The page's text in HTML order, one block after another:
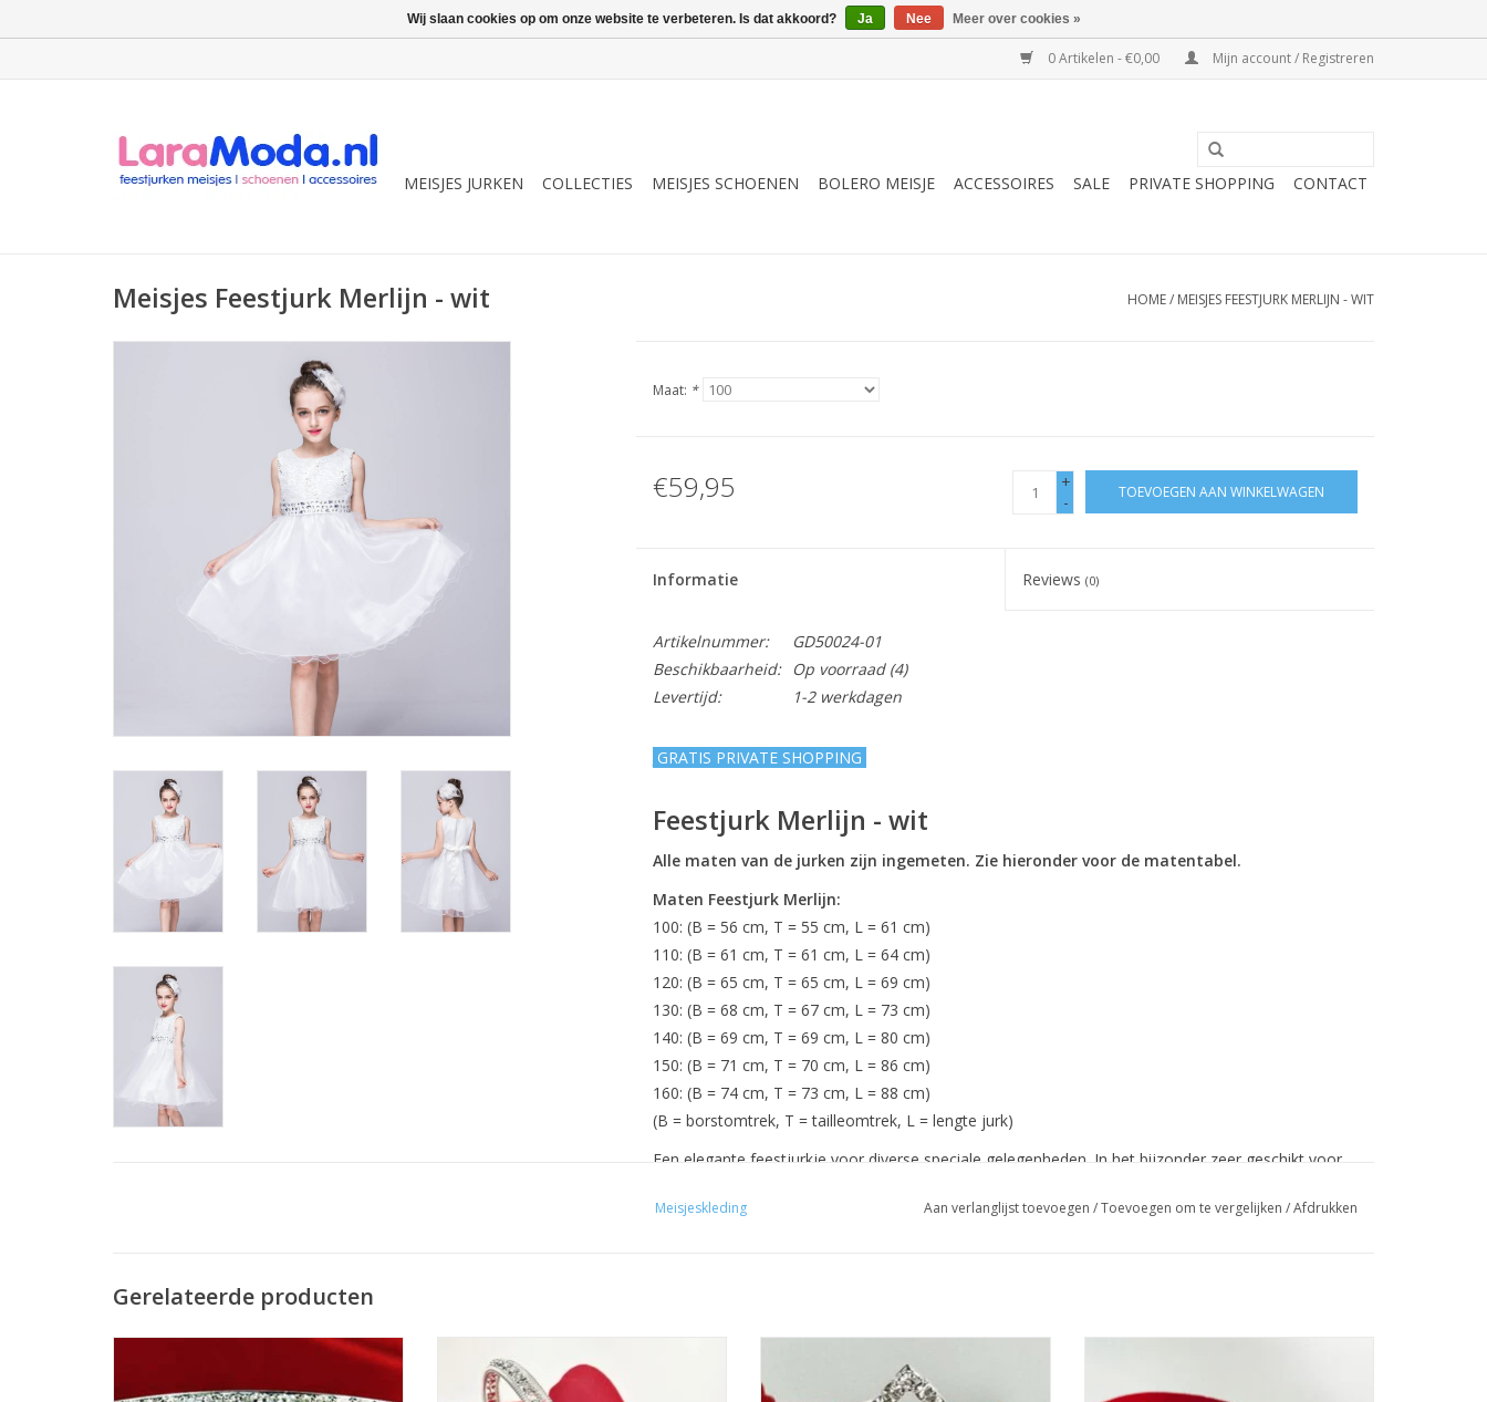
0 Artikelen - €0,00 Mijn account / Registreren
MEISJES JURKEN COLLECTIES MEISJES SCHOENEN BOLERO MEISJE ACCESSOIRES SALE PRIVATE SHOPPING CONTACT
Meisjes Feestjurk Merlijn - wit HOME/ MEISJES FEESTJURK MERLIJN - WIT
Maat: *
€59,95
+
-
TOEVOEGEN AAN WINKELWAGEN
Informatie Reviews(0)
Artikelnummer:
GD50024-01
Beschikbaarheid:
Op voorraad(4)
Levertijd:
1-2 werkdagen
GRATIS PRIVATE SHOPPING
Feestjurk Merlijn - wit
Alle maten van de jurken zijn ingemeten. Zie hieronder voor de matentabel.
Maten Feestjurk Merlijn:
100: (B = 56 cm, T = 55 cm, L = 61 cm)
110: (B = 61 cm, T = 61 cm, L = 64 cm)
120: (B = 65 cm, T = 65 cm, L = 69 cm)
130: (B = 68 cm, T = 67 cm, L = 73 cm)
140: (B = 69 cm, T = 69 cm, L = 80 cm)
150: (B = 71 cm, T = 70 cm, L = 86 cm)
160: (B = 74 cm, T = 73 cm, L = 88 cm)
(B = borstomtrek, T = tailleomtrek, L = lengte jurk)
Een elegante feestjurkje voor diverse speciale gelegenheden. In het bijzonder zeer geschikt voor
Goede pasvorm.
Meisjeskleding Aan verlanglijst toevoegen /Toevoegen om te vergelijken /Afdrukken
Gerelateerde producten
Prachtige Prinsesje Diadeem om een
Perfecte Accessoire voor een Meisjesjurk.
Feestjurkje helemaal af te maken! De
Perfecte Accessoire voor een Meisjesjurk.
feestjurkje helemaal af te maken! De
perfecte accessoire voor een meisjesjurk.
Perfecte Accessoire voor een Meisjesjurk.
Wij slaan cookies op om onze website te verbeteren. Is dat akkoord? Ja Nee Meer over cookies »